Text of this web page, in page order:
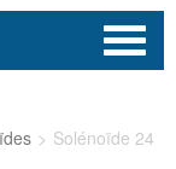
> Solénoïde 24